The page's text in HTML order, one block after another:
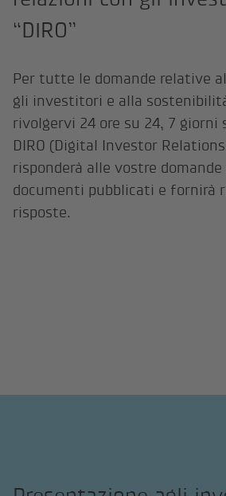
“DIRO”
Per tutte le domande relative
gli investitori e alla
rivolgervi 24 ore su 24, 7 giorni
DIRO (Digital Investor
risponderà alle vostre domande
documenti pubblicati e fornirà
risposte.